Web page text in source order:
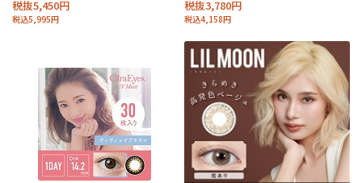
税抜5,450円
税込5,995円
税抜3,780円
税込4,158円